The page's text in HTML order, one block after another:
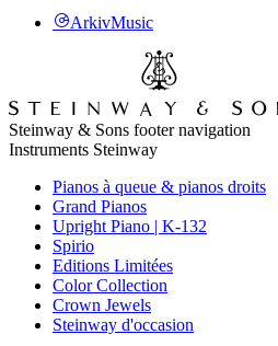
ArkivMusic
Steinway & Sons footer navigation
Instruments Steinway
Pianos à queue & pianos droits
Grand Pianos
Upright Piano | K-132
Spirio
Editions Limitées
Color Collection
Crown Jewels
Steinway d'occasion